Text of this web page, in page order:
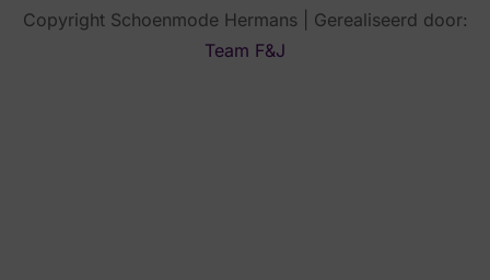
Copyright Schoenmode Hermans | Gerealiseerd door:
Team F&J